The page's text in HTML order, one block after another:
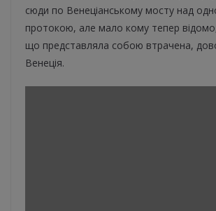
сюди по Венеціанському мосту над
протокою, але мало кому тепер
що представляла собою втрачена,
Венеція.